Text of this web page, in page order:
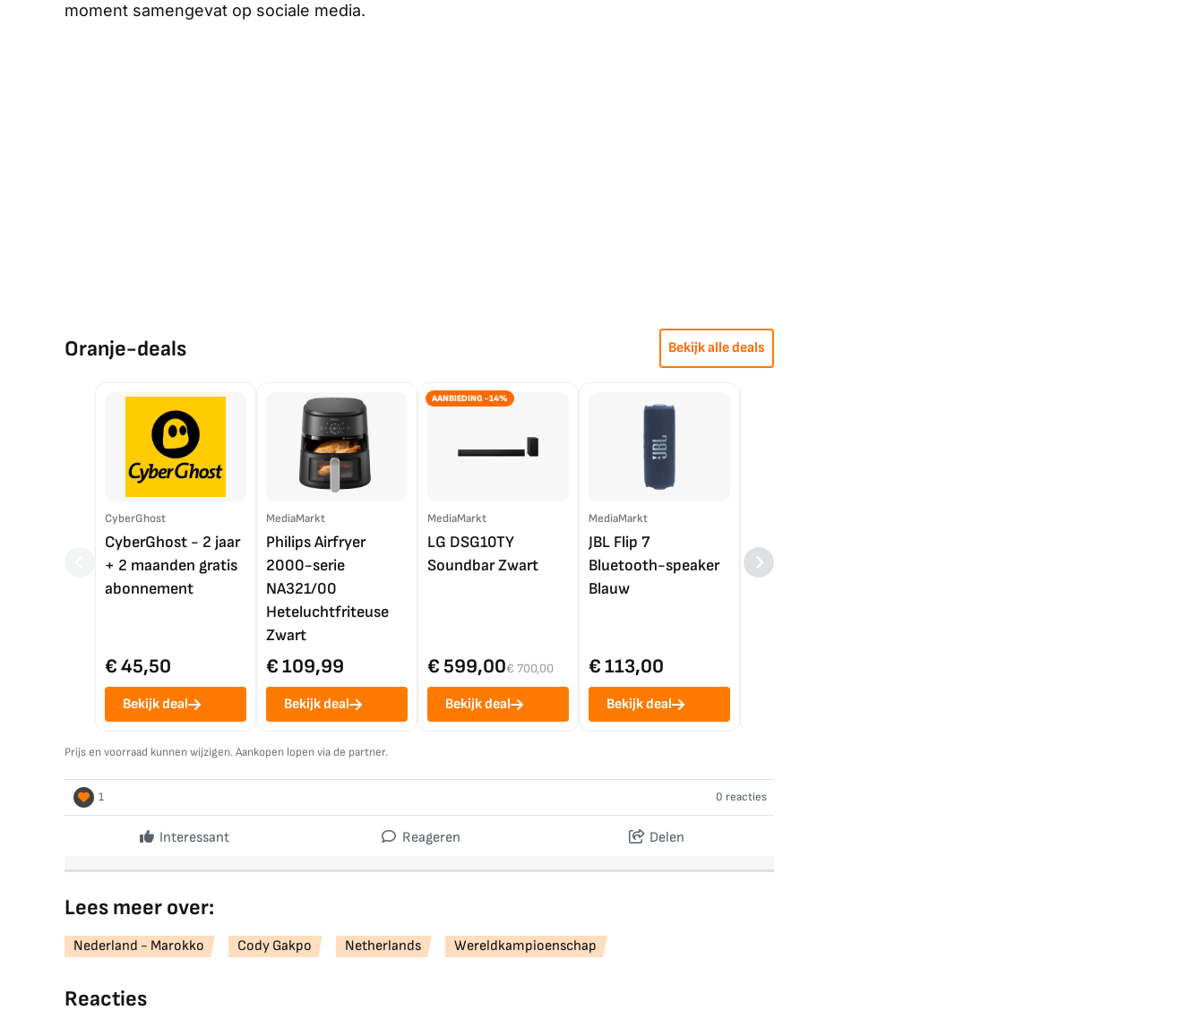
moment samengevat op sociale media.
Oranje-deals Bekijk alle deals
CyberGhost
CyberGhost - 2 jaar
+ 2 maanden gratis
abonnement
€ 45,50
Bekijk deal
MediaMarkt
Philips Airfryer
2000-serie
NA321/00
Heteluchtfriteuse
Zwart
€ 109,99
Bekijk deal
AANBIEDING -14%
MediaMarkt
LG DSG10TY
Soundbar Zwart
€ 599,00€ 700,00
Bekijk deal
MediaMarkt
JBL Flip 7
Bluetooth-speaker
Blauw
€ 113,00
Bekijk deal
LG OLED55C56LB
4K TV (2025)
Prijs en voorraad kunnen wijzigen. Aankopen lopen via de partner.
1 0 reacties
Interessant Reageren Delen
Lees meer over:
Nederland - Marokko Cody Gakpo Netherlands Wereldkampioenschap
Reacties